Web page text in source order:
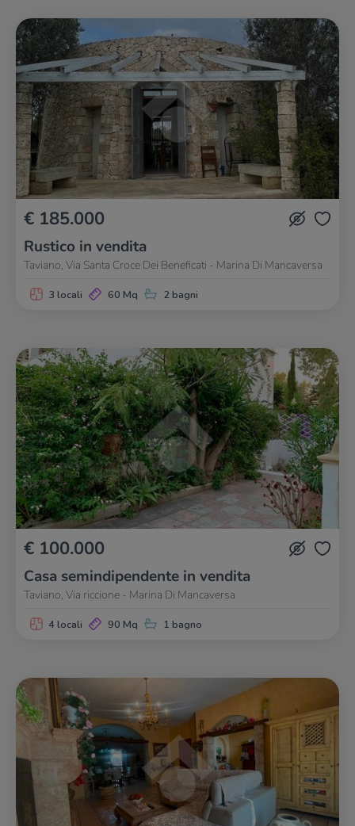
€ 185.000
Rustico in vendita
Taviano, Via Santa Croce Dei Beneficati - Marina Di Mancaversa
3 locali 60 Mq 2 bagni
€ 100.000
Casa semindipendente in vendita
Taviano, Via riccione - Marina Di Mancaversa
4 locali 90 Mq 1 bagno